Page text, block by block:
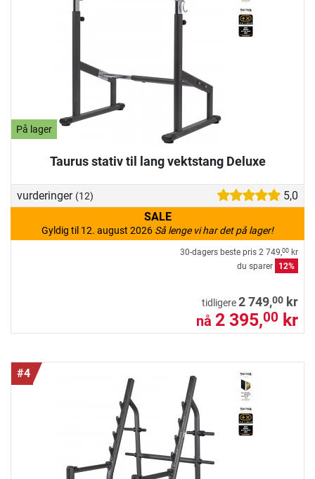
På lager
Taurus stativ til lang vektstang Deluxe
vurderinger (12)
5,0
SALE
Gyldig til 12. august 2026 Så lenge vi har det på lager!
30-dagers beste pris 2 749,00 kr
du sparer
12%
tidligere2 749,00 kr
nå 2 395,00 kr
#4